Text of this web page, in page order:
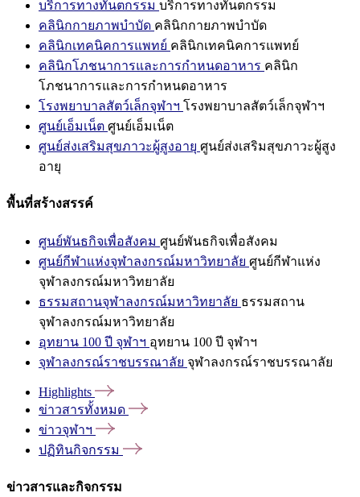
บริการทางทันตกรรม บริการทางทันตกรรม
คลินิกกายภาพบำบัด คลินิกกายภาพบำบัด
คลินิกเทคนิคการแพทย์ คลินิกเทคนิคการแพทย์
คลินิกโภชนาการและการกำหนดอาหาร คลินิก
โภชนาการและการกำหนดอาหาร
โรงพยาบาลสัตว์เล็กจุฬาฯ โรงพยาบาลสัตว์เล็กจุฬาฯ
ศูนย์เอ็มเน็ต ศูนย์เอ็มเน็ต
ศูนย์ส่งเสริมสุขภาวะผู้สูงอายุ ศูนย์ส่งเสริมสุขภาวะผู้สูง
อายุ
พื้นที่สร้างสรรค์
ศูนย์พันธกิจเพื่อสังคม ศูนย์พันธกิจเพื่อสังคม
ศูนย์กีฬาแห่งจุฬาลงกรณ์มหาวิทยาลัย ศูนย์กีฬาแห่ง
จุฬาลงกรณ์มหาวิทยาลัย
ธรรมสถานจุฬาลงกรณ์มหาวิทยาลัย ธรรมสถาน
จุฬาลงกรณ์มหาวิทยาลัย
อุทยาน 100 ปี จุฬาฯ อุทยาน 100 ปี จุฬาฯ
จุฬาลงกรณ์ราชบรรณาลัย จุฬาลงกรณ์ราชบรรณาลัย
Highlights
ข่าวสารทั้งหมด
ข่าวจุฬาฯ
ปฏิทินกิจกรรม
ข่าวสารและกิจกรรม